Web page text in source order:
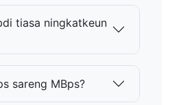
tiasa ningkatkeun
sareng MBps?